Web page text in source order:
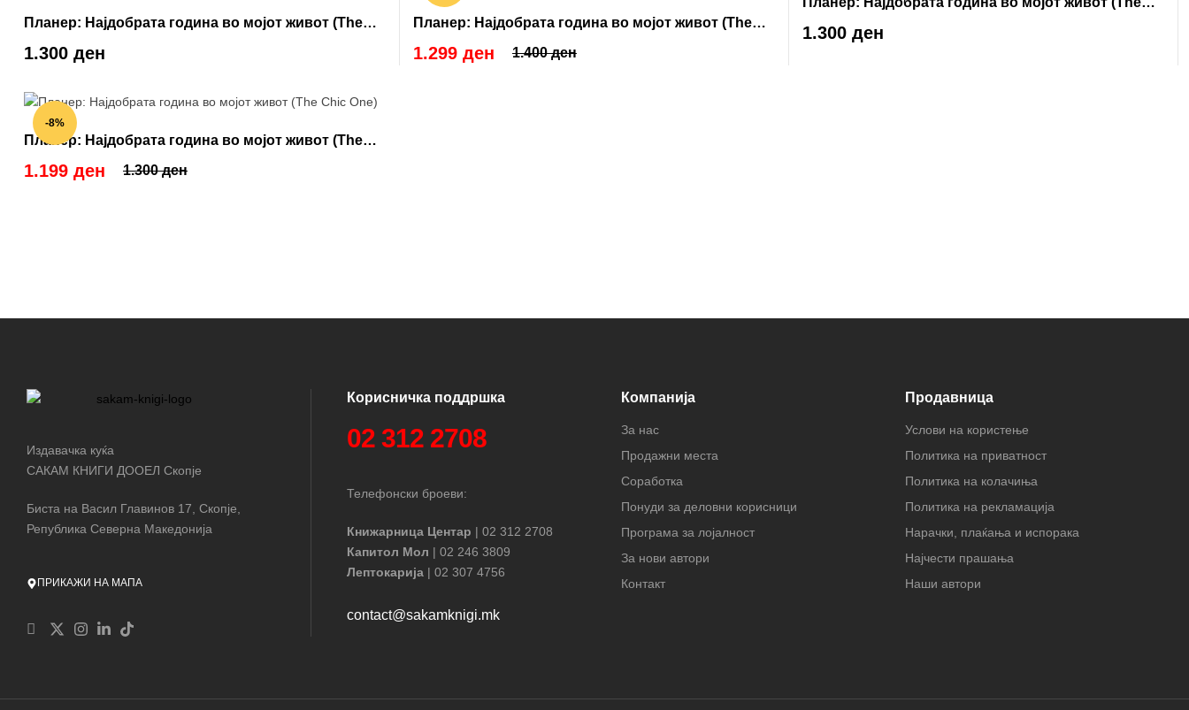
Планер: Најдобрата година во мојот живот (The
Badass One)
1.300 ден
Планер: Најдобрата година во мојот живот (The
Exclusive One)
1.400 ден
1.299 ден
Cute One)
1.300 ден
-8%
Планер: Најдобрата година во мојот живот (The
Chic One)
1.300 ден
1.199 ден
Издавачка куќа
САКАМ КНИГИ ДООЕЛ Скопје
Биста на Васил Главинов 17, Скопје,
Република Северна Македонија
ПРИКАЖИ НА МАПА
Корисничка поддршка
02 312 2708
Телефонски броеви:
Книжарница Центар | 02 312 2708
Капитол Мол | 02 246 3809
Лептокарија | 02 307 4756
contact@sakamknigi.mk
Компанија
За нас
Продажни места
Соработка
Понуди за деловни корисници
Програма за лојалност
За нови автори
Контакт
Продавница
Услови на користење
Политика на приватност
Политика на колачиња
Политика на рекламација
Нарачки, плаќања и испорака
Најчести прашања
Наши автори